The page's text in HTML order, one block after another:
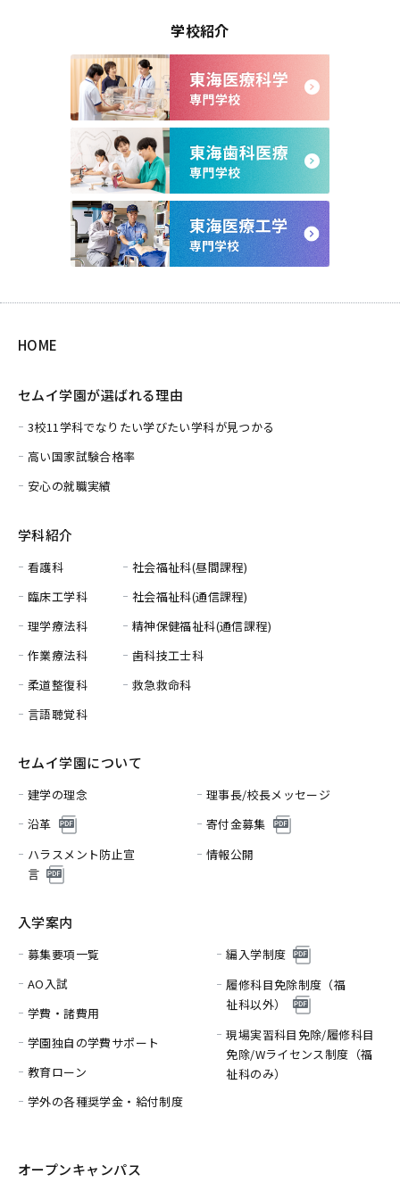
学校紹介
HOME
セムイ学園が選ばれる理由
3校11学科でなりたい学びたい学科が見つかる
高い国家試験合格率
安心の就職実績
学科紹介
看護科
臨床工学科
理学療法科
作業療法科
柔道整復科
言語聴覚科
社会福祉科(昼間課程)
社会福祉科(通信課程)
精神保健福祉科(通信課程)
歯科技工士科
救急救命科
セムイ学園について
建学の理念
理事長/校長メッセージ
沿革
寄付金募集
ハラスメント防止宣
言
情報公開
入学案内
募集要項一覧
AO入試
学費・諸費用
学園独自の学費サポート
教育ローン
学外の各種奨学金・給付制度
編入学制度
履修科目免除制度（福
祉科以外）
現場実習科目免除/履修科目
免除/Wライセンス制度（福
祉科のみ）
オープンキャンパス